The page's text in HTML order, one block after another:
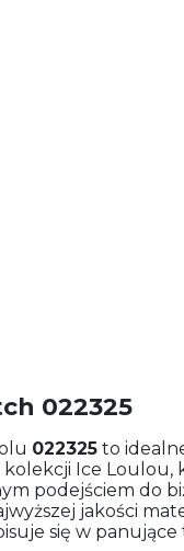
022325
022325 to
kolekcji Ice Loulou,
podejściem do
jakości
się w